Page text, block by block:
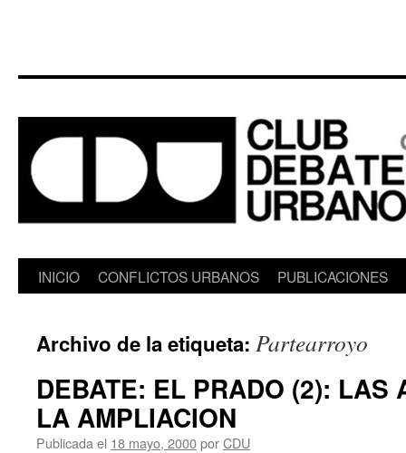
Saltar
contenido
INICIO CONFLICTOS URBANOS PUBLICACIONES
Archivo de la etiqueta: Partearroyo
DEBATE: EL PRADO (2): LAS
LA AMPLIACION
Publicada el 18 mayo, 2000porCDU